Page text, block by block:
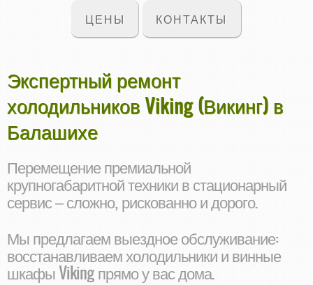
ЦЕНЫ КОНТАКТЫ
Экспертный ремонт
холодильников Viking (Викинг) в
Балашихе
Перемещение премиальной
крупногабаритной техники в стационарный
сервис – сложно, рискованно и дорого.
Мы предлагаем выездное обслуживание:
восстанавливаем холодильники и винные
шкафы Viking прямо у вас дома.